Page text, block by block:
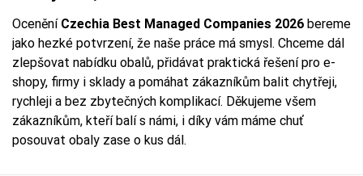
Ocenění Czechia Best Managed Companies 2026 bereme
jako hezké potvrzení, že naše práce má smysl. Chceme dál
zlepšovat nabídku obalů, přidávat praktická řešení pro e-
shopy, firmy i sklady a pomáhat zákazníkům balit chytřeji,
rychleji a bez zbytečných komplikací. Děkujeme všem
zákazníkům, kteří balí s námi, i díky vám máme chuť
posouvat obaly zase o kus dál.